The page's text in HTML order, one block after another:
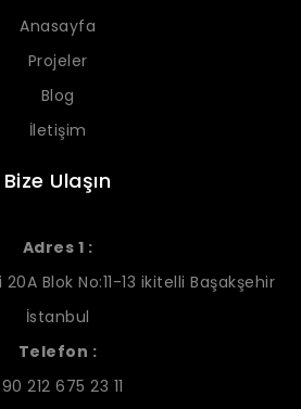
Anasayfa
Projeler
Blog
İletişim
Bize Ulaşın
Adres 1 :
Blok No:11-13 ikitelli Başakşehir
İstanbul
Telefon :
212 675 23 11